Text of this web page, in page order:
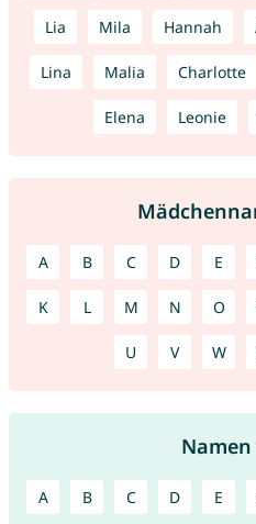
Lia Mila Hannah
Lina Malia Charlotte
Elena Leonie
A B C D E
K L M N O
U V W
A B C D E